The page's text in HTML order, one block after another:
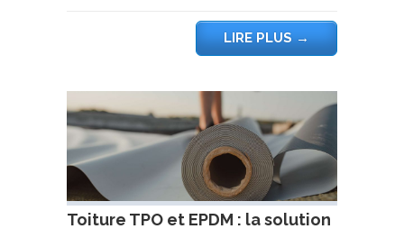
LIRE PLUS→
Toiture TPO et EPDM : la solution